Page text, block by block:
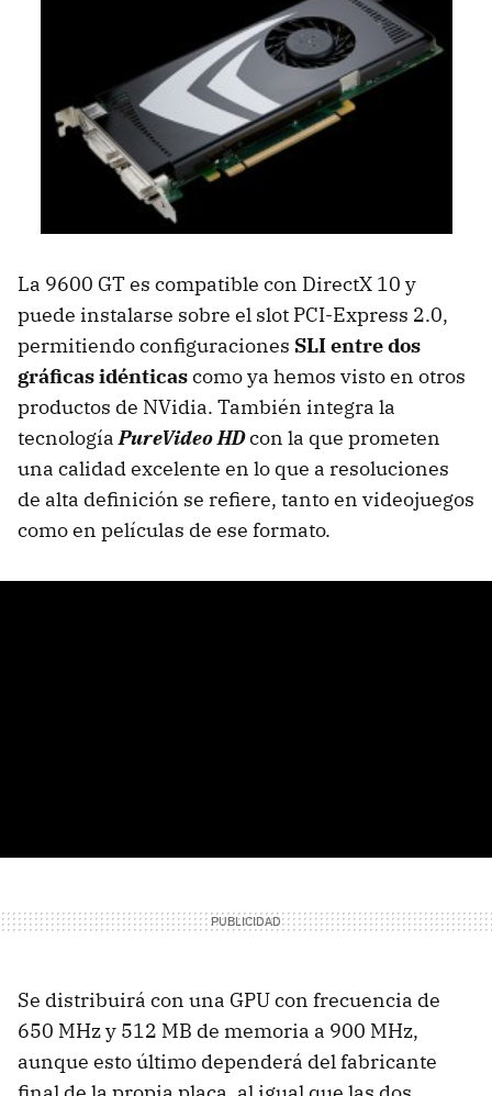
La 9600 GT es compatible con DirectX 10 y
puede instalarse sobre el slot PCI-Express 2.0,
permitiendo configuraciones SLI entre dos
gráficas idénticascomo ya hemos visto en otros
productos de NVidia. También integra la
tecnologíaPureVideo HDcon la que prometen
una calidad excelente en lo que a resoluciones
de alta definición se refiere, tanto en videojuegos
como en películas de ese formato.
Se distribuirá con una GPU con frecuencia de
650 MHz y 512 MB de memoria a 900 MHz,
aunque esto último dependerá del fabricante